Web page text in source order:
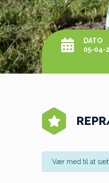
DATO
05-04-
Vær med til at